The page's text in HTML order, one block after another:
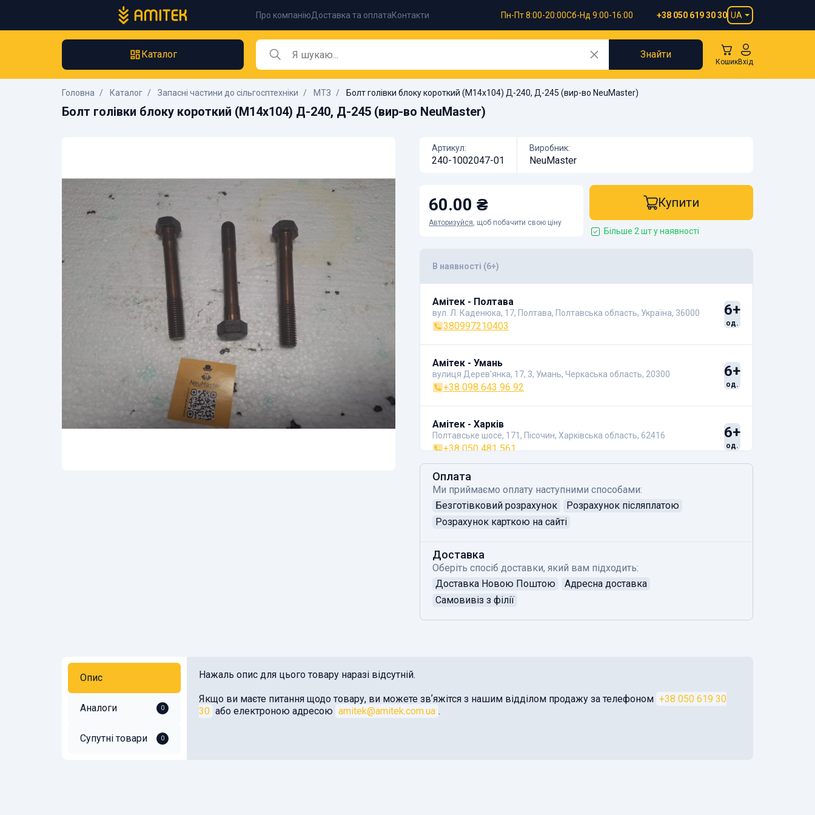
Про компаніюДоставка та оплатаКонтакти Пн-Пт 8:00-20:00Сб-Нд 9:00-16:00 +38 050 619 30 30 UA
Каталог Знайти
КошикВхід
Головна Каталог Запасні частини до сільгосптехніки МТЗ Болт голівки блоку короткий (М14х104) Д-240, Д-245 (вир-во NeuMaster)
Болт голівки блоку короткий (М14х104) Д-240, Д-245 (вир-во NeuMaster)
Артикул:
240-1002047-01
Виробник:
NeuMaster
60.00 ₴
Авторизуйся, щоб побачити свою ціну
Купити
Більше 2 шт у наявності
В наявності (6+)
Амітек - Полтава
вул. Л. Каденюка, 17, Полтава, Полтавська область, Україна, 36000
380997210403
6+
од.
Амітек - Умань
вулиця Дерев'янка, 17, 3, Умань, Черкаська область, 20300
+38 098 643 96 92
6+
од.
Амітек - Харків
Полтавське шосе, 171, Пісочин, Харківська область, 62416
+38 050 481 561
6+
од.
Оплата
Ми приймаємо оплату наступними способами:
Безготівковий розрахунок
Розрахунок післяплатою
Розрахунок карткою на сайті
Доставка
Оберіть спосіб доставки, який вам підходить:
Доставка Новою Поштою
Адресна доставка
Самовивіз з філії
Опис
Аналоги 0
Супутні товари 0
Нажаль опис для цього товару наразі відсутній.
Якщо ви маєте питання щодо товару, ви можете звʼяжітся з нашим відділом продажу за телефоном +38 050 619 30
30 або електроною адресою amitek@amitek.com.ua .